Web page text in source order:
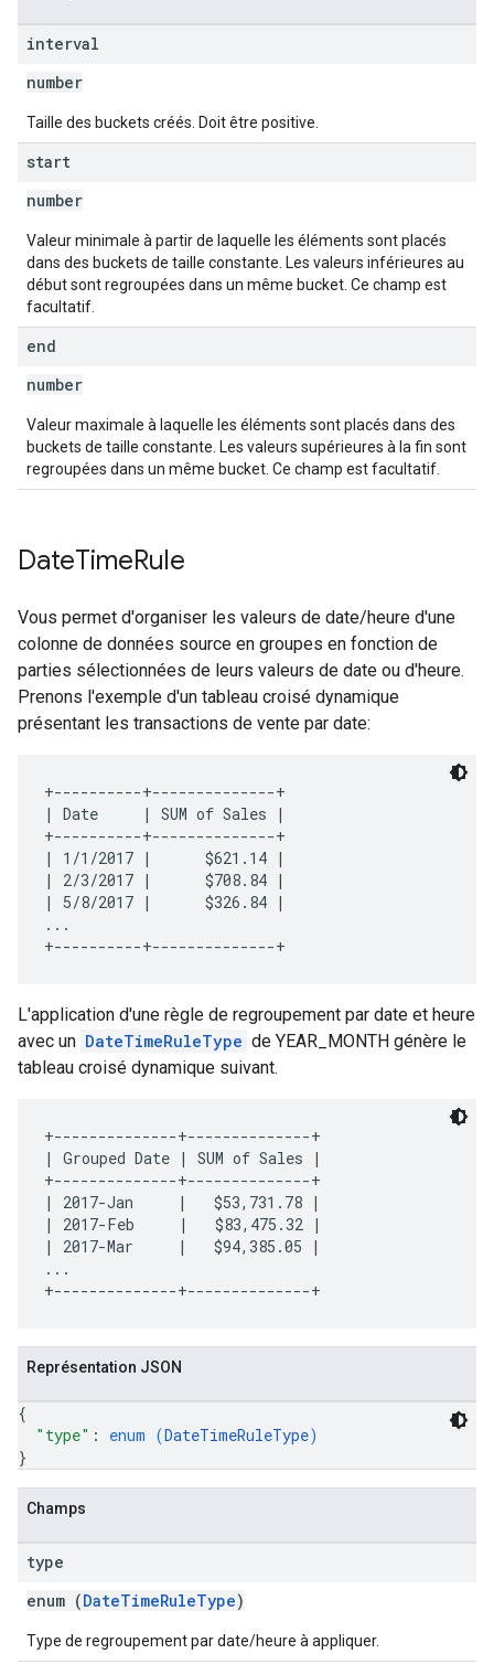
interval
number
Taille des buckets créés. Doit être positive.
start
number
Valeur minimale à partir de laquelle les éléments sont placés
dans des buckets de taille constante. Les valeurs inférieures au
début sont regroupées dans un même bucket. Ce champ est
facultatif.
end
number
Valeur maximale à laquelle les éléments sont placés dans des
buckets de taille constante. Les valeurs supérieures à la fin sont
regroupées dans un même bucket. Ce champ est facultatif.
DateTimeRule
Vous permet d'organiser les valeurs de date/heure d'une
colonne de données source en groupes en fonction de
parties sélectionnées de leurs valeurs de date ou d'heure.
Prenons l'exemple d'un tableau croisé dynamique
présentant les transactions de vente par date:
+----------+--------------+
| Date     | SUM of Sales |
+----------+--------------+
| 1/1/2017 |      $621.14 |
| 2/3/2017 |      $708.84 |
| 5/8/2017 |      $326.84 |
...
L'application d'une règle de regroupement par date et heure
avec un DateTimeRuleType de YEAR_MONTH génère le
tableau croisé dynamique suivant.
+--------------+--------------+
| Grouped Date | SUM of Sales |
+--------------+--------------+
| 2017-Jan     |   $53,731.78 |
| 2017-Feb     |   $83,475.32 |
| 2017-Mar     |   $94,385.05 |
...
Représentation JSON
{
"type" : enum (DateTimeRuleType)
}
Champs
type
enum (DateTimeRuleType)
Type de regroupement par date/heure à appliquer.